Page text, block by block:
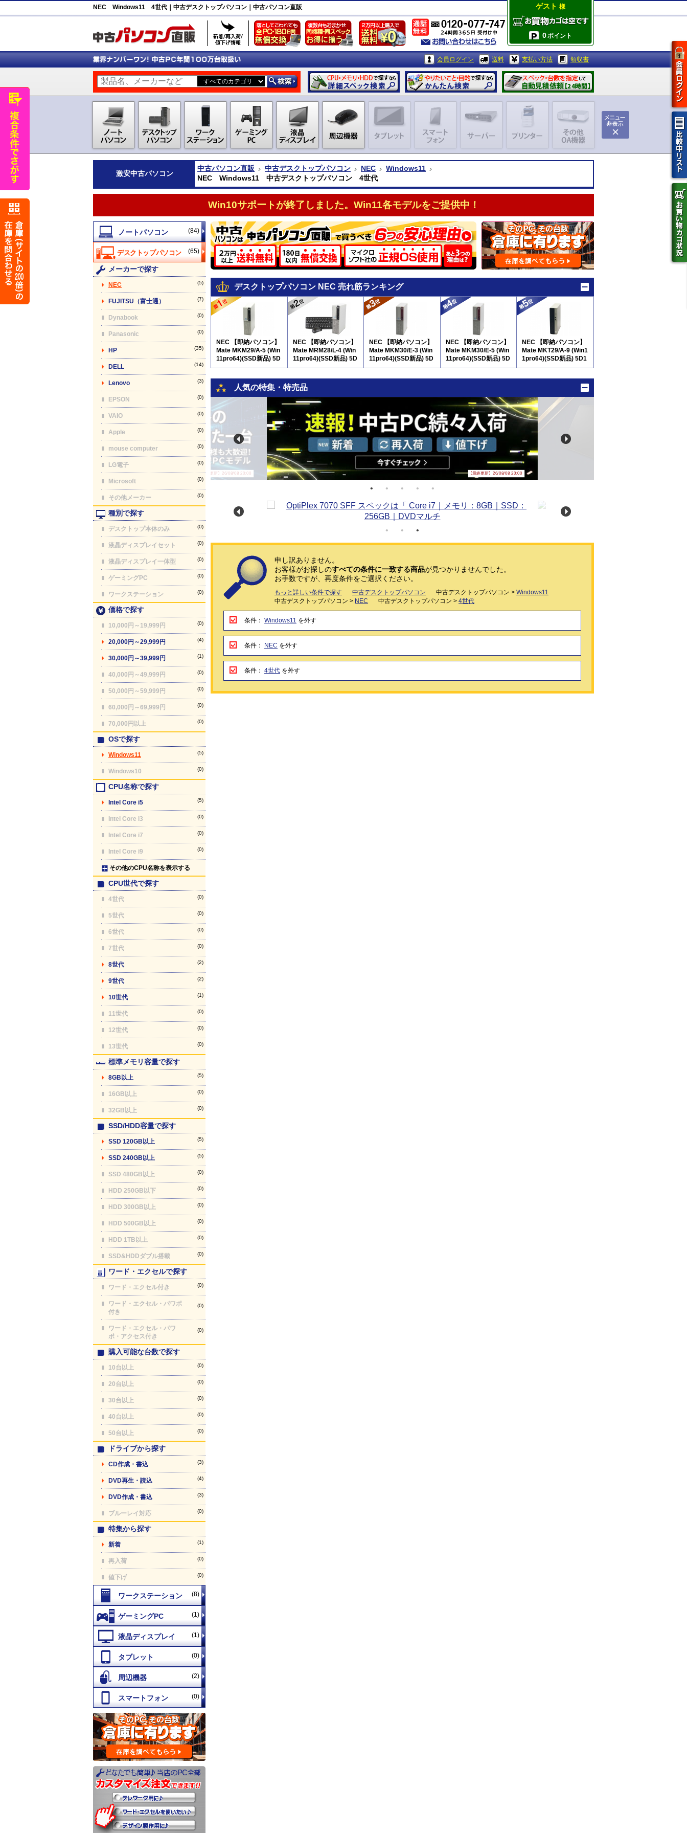
NEC Windows11 4世代｜中古デスクトップパソコン｜中古パソコン直販 ゲスト 様
0ポイント
会員ログイン 送料 支払い方法 領収書
激安中古パソコン
中古パソコン直販 中古デスクトップパソコン NEC
Windows11
NEC Windows11 中古デスクトップパソコン 4世代
Win10サポートが終了しました。Win11各モデルをご提供中！
(84)
(65)
メーカーで探す
NEC (5)
FUJITSU（富士通） (7)
Dynabook (0)
Panasonic (0)
HP (35)
DELL (14)
Lenovo (3)
EPSON (0)
VAIO (0)
Apple (0)
mouse computer (0)
LG電子 (0)
Microsoft (0)
その他メーカー (0)
種別で探す
デスクトップ本体のみ (0)
液晶ディスプレイセット (0)
液晶ディスプレイ一体型 (0)
ゲーミングPC (0)
ワークステーション (0)
価格で探す
10,000円～19,999円 (0)
20,000円～29,999円 (4)
30,000円～39,999円 (1)
40,000円～49,999円 (0)
50,000円～59,999円 (0)
60,000円～69,999円 (0)
70,000円以上 (0)
OSで探す
Windows11 (5)
Windows10 (0)
CPU名称で探す
Intel Core i5 (5)
Intel Core i3 (0)
Intel Core i7 (0)
Intel Core i9 (0)
その他のCPU名称を表示する
CPU世代で探す
4世代 (0)
5世代 (0)
6世代 (0)
7世代 (0)
8世代 (2)
9世代 (2)
10世代 (1)
11世代 (0)
12世代 (0)
13世代 (0)
標準メモリ容量で探す
8GB以上 (5)
16GB以上 (0)
32GB以上 (0)
SSD/HDD容量で探す
SSD 120GB以上 (5)
SSD 240GB以上 (5)
SSD 480GB以上 (0)
HDD 250GB以下 (0)
HDD 300GB以上 (0)
HDD 500GB以上 (0)
HDD 1TB以上 (0)
SSD&HDDダブル搭載 (0)
ワード・エクセルで探す
ワード・エクセル付き (0)
ワード・エクセル・パワポ
付き
(0)
ワード・エクセル・パワ
ポ・アクセス付き
(0)
購入可能な台数で探す
10台以上 (0)
20台以上 (0)
30台以上 (0)
40台以上 (0)
50台以上 (0)
ドライブから探す
CD作成・書込 (3)
DVD再生・読込 (4)
DVD作成・書込 (3)
ブルーレイ対応 (0)
特集から探す
新着 (1)
再入荷 (0)
値下げ (0)
(8)
(1)
(1)
(0)
(2)
(0)
デスクトップパソコン NEC 売れ筋ランキング
NEC 【即納パソコン】
Mate MKM29/A-5 (Win
11pro64)(SSD新品) 5D
9
NEC 【即納パソコン】
Mate MRM28/L-4 (Win
11pro64)(SSD新品) 5D
8
NEC 【即納パソコン】
Mate MKM30/E-3 (Win
11pro64)(SSD新品) 5D
8
NEC 【即納パソコン】
Mate MKM30/E-5 (Win
11pro64)(SSD新品) 5D
9
NEC 【即納パソコン】
Mate MKT29/A-9 (Win1
1pro64)(SSD新品) 5D1
0
人気の特集・特売品
【最終更新】26/08/08 20:00 【最終更新】26/08/08 20:00
申し訳ありません。
お客様がお探しのすべての条件に一致する商品が見つかりませんでした。
お手数ですが、再度条件をご選択ください。
もっと詳しい条件で探す 中古デスクトップパソコン 中古デスクトップパソコン > Windows11
中古デスクトップパソコン > NEC 中古デスクトップパソコン > 4世代
条件： Windows11 を外す
条件： NEC を外す
条件： 4世代 を外す